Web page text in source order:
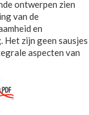
ontwerpen zien
van de
en
zijn geen sausjes
aspecten van